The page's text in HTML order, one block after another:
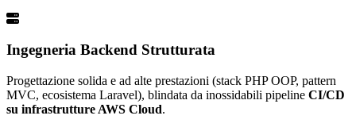
Ingegneria Backend Strutturata
Progettazione solida e ad alte prestazioni (stack PHP OOP, pattern
MVC, ecosistema Laravel), blindata da inossidabili pipeline CI/CD
su infrastrutture AWS Cloud.